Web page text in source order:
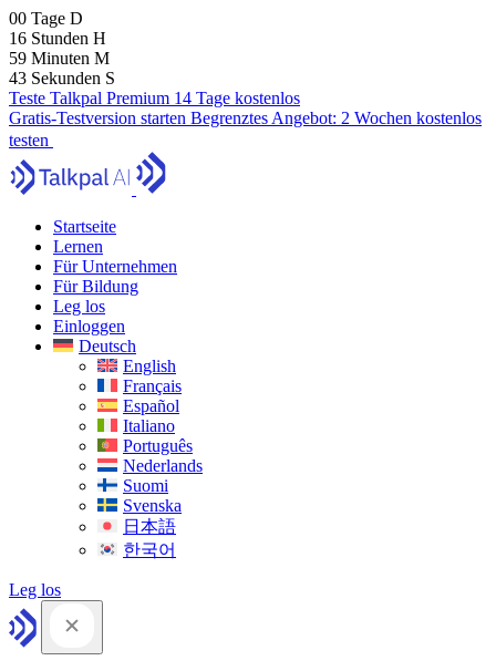
00 Tage D
16 Stunden H
59 Minuten M
41 Sekunden S
Teste Talkpal Premium 14 Tage kostenlos
Gratis-Testversion starten Begrenztes Angebot: 2 Wochen kostenlos
testen
Startseite
Lernen
Für Unternehmen
Für Bildung
Leg los
Einloggen
Deutsch
English
Français
Español
Italiano
Português
Nederlands
Suomi
Svenska
日本語
한국어
Leg los